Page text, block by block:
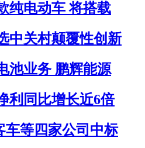
纯电动车 将搭载
中关村颠覆性创新
池业务 鹏辉能源
利同比增长近6倍
车等四家公司中标